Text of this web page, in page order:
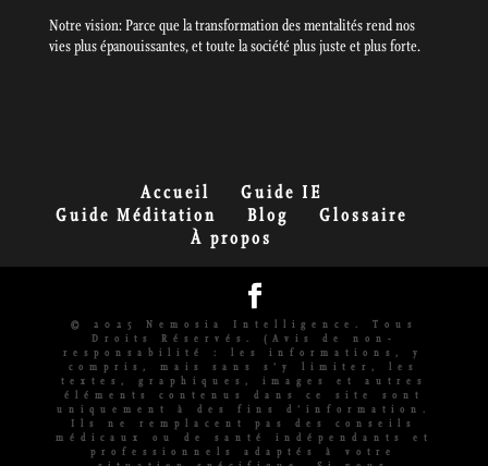
Notre vision: Parce que la transformation des mentalités rend nos
vies plus épanouissantes, et toute la société plus juste et plus forte.
Accueil
Guide IE
Guide Méditation
Blog
Glossaire
À propos
© 2025 Nemosia Intelligence. Tous
Droits Réservés. (Avis de non-
responsabilité : les informations, y
compris, mais sans s'y limiter, les
textes, graphiques, images et autres
éléments contenus dans ce site sont
uniquement à des fins d'information.
Ils ne remplacent pas des conseils
médicaux ou de santé indépendants et
professionnels adaptés à votre